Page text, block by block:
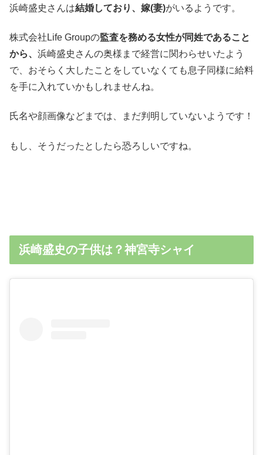
浜崎盛史さんは結婚しており、嫁(妻)がいるようです。
株式会社Life Groupの監査を務める女性が同姓であること
から、 浜崎盛史さんの奥様まで経営に関わらせいたよう
で、おそらく大したことをしていなくても息子同様に給料
を手に入れていかもしれませんね。
氏名や顔画像などまでは、まだ判明していないようです！
もし、そうだったとしたら恐ろしいですね。
浜崎盛史の子供は？神宮寺シャイ